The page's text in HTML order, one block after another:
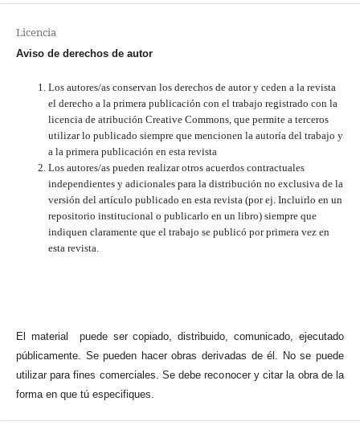
Licencia
Aviso de derechos de autor
Los autores/as conservan los derechos de autor y ceden a la revista
el derecho a la primera publicación con el trabajo registrado con la
licencia de atribución Creative Commons, que permite a terceros
utilizar lo publicado siempre que mencionen la autoría del trabajo y
a la primera publicación en esta revista
Los autores/as pueden realizar otros acuerdos contractuales
independientes y adicionales para la distribución no exclusiva de la
versión del artículo publicado en esta revista (por ej. Incluirlo en un
repositorio institucional o publicarlo en un libro) siempre que
indiquen claramente que el trabajo se publicó por primera vez en
esta revista.
El material puede ser copiado, distribuido, comunicado, ejecutado
públicamente. Se pueden hacer obras derivadas de él. No se puede
utilizar para fines comerciales. Se debe reconocer y citar la obra de la
forma en que tú especifiques.